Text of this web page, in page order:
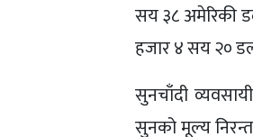
सय ३८ अमेरिकी
हजार ४ सय २०
सुनचाँदी
सुनको मूल्य